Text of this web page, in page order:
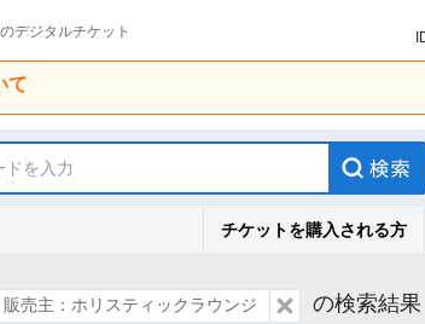
デジタルチケット
て
ドを入力
チケットを購入される方
販売主：ホリスティックラウンジ の検索結果